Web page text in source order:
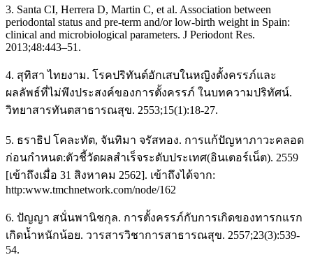
3. Santa CI, Herrera D, Martin C, et al. Association between
periodontal status and pre-term and/or low-birth weight in Spain:
clinical and microbiological parameters. J Periodont Res.
2013;48:443–51.
4. สุทิสา ไทยงาม. โรคปริทันต์อักเสบในหญิงตั้งครรภ์และ
ผลลัพธ์ที่ไม่พึงประสงค์ของการตั้งครรภ์ ในบทความปริทัศน์.
วิทยาสารทันตสาธารณสุข. 2553;15(1):18-27.
5. ธราธิป โคละทัต, จันทิมา จรัสทอง. การแก้ปัญหาภาวะคลอด
ก่อนกำหนด:ตัวชี้วัดผลสำเร็จระดับประเทศ(อินเตอร์เน็ต). 2559
[เข้าถึงเมื่อ 31 สิงหาคม 2562]. เข้าถึงได้จาก:
http:www.tmchnetwork.com/node/162
6. ปัญญา สนั่นพานิชกุล. การตั้งครรภ์กับการเกิดของทารกแรก
เกิดน้ำหนักน้อย. วารสารวิชาการสาธารณสุข. 2557;23(3):539-
54.